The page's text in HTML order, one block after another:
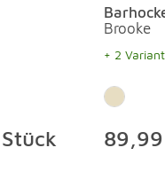
Brooke
+ 2